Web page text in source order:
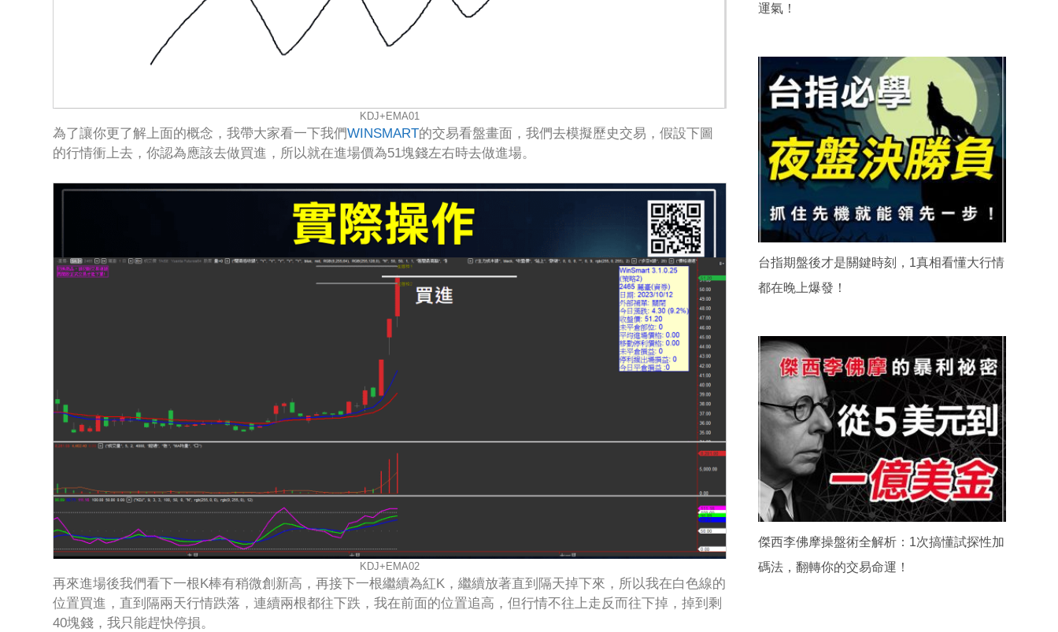
KDJ+EMA01
為了讓你更了解上面的概念，我帶大家看一下我們WINSMART的交易看盤畫面，我們去模擬歷史交易，假設下圖
的行情衝上去，你認為應該去做買進，所以就在進場價為51塊錢左右時去做進場。
KDJ+EMA02
再來進場後我們看下一根K棒有稍微創新高，再接下一根繼續為紅K，繼續放著直到隔天掉下來，所以我在白色線的
位置買進，直到隔兩天行情跌落，連續兩根都往下跌，我在前面的位置追高，但行情不往上走反而往下掉，掉到剩
40塊錢，我只能趕快停損。
運氣！
台指期盤後才是關鍵時刻，1真相看懂大行情
都在晚上爆發！
傑西李佛摩操盤術全解析：1次搞懂試探性加
碼法，翻轉你的交易命運！